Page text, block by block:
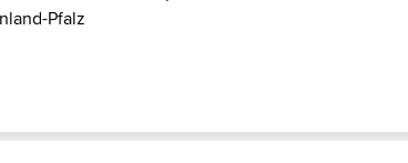
Pfalz